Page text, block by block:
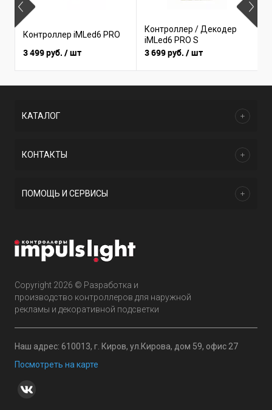
Контроллер iMLed6 PRO
3 499 руб. / шт
Контроллер / Декодер
iMLed6 PRO S
3 699 руб. / шт
Copyright 2026 © Разработка и
производство контроллеров для наружной
рекламы и декоративной подсветки
Наш адрес: 610013, г. Киров, ул.Кирова, дом 59, офис 27
Посмотреть на карте
КАТАЛОГ
КОНТАКТЫ
ПОМОЩЬ И СЕРВИСЫ